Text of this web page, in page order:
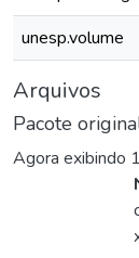
unesp.volume
Arquivos
Pacote
Agora exibindo